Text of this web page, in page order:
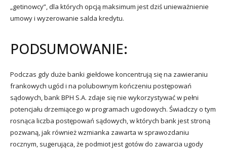
„getinowcy”, dla których opcją maksimum jest dziś unieważnienie
umowy i wyzerowanie salda kredytu.
PODSUMOWANIE:
Podczas gdy duże banki giełdowe koncentrują się na zawieraniu
frankowych ugód i na polubownym kończeniu postępowań
sądowych, bank BPH S.A. zdaje się nie wykorzystywać w pełni
potencjału drzemiącego w programach ugodowych. Świadczy o tym
rosnąca liczba postępowań sądowych, w których bank jest stroną
pozwaną, jak również wzmianka zawarta w sprawozdaniu
rocznym, sugerująca, że podmiot jest gotów do zawarcia ugody